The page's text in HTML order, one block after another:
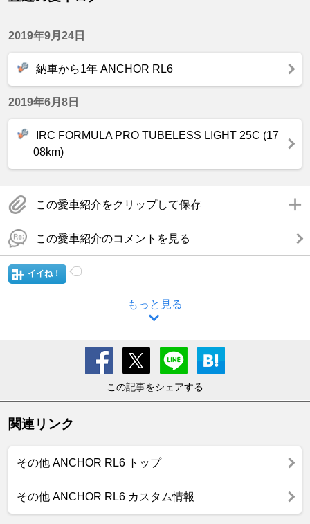
2019年9月24日
納車から1年 ANCHOR RL6
2019年6月8日
IRC FORMULA PRO TUBELESS LIGHT 25C (17
08km)
この愛車紹介をクリップして保存
この愛車紹介のコメントを見る
イイね！
もっと見る
この記事をシェアする
関連リンク
その他 ANCHOR RL6 トップ
その他 ANCHOR RL6 カスタム情報